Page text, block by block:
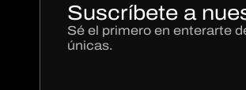
Suscríbete a
Sé el primero en enterarte
únicas.